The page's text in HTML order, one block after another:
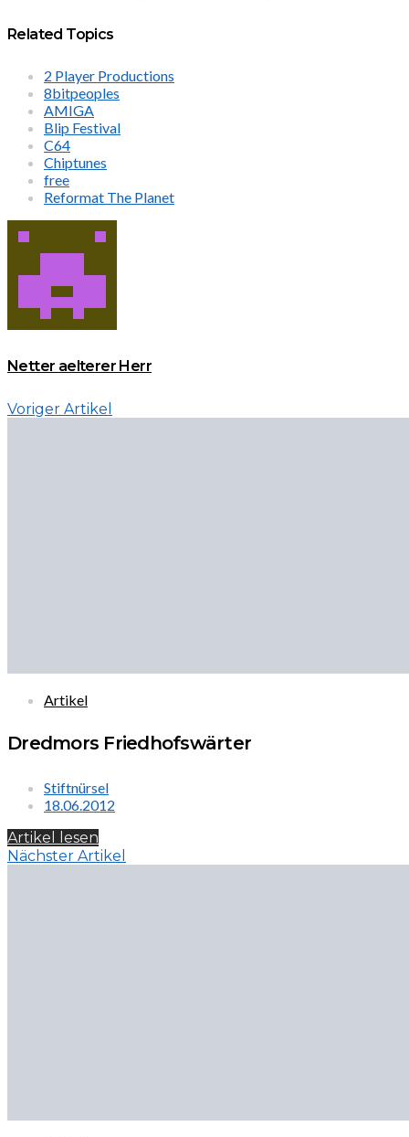
Related Topics
2 Player Productions
8bitpeoples
AMIGA
Blip Festival
C64
Chiptunes
free
Reformat The Planet
Netter aelterer Herr
Voriger Artikel
Artikel
Dredmors Friedhofswärter
Stiftnürsel
18.06.2012
Artikel lesen
Nächster Artikel